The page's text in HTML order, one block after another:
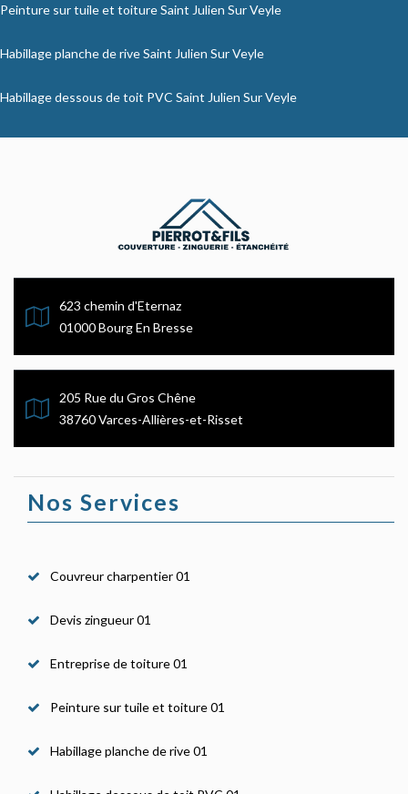
Peinture sur tuile et toiture Saint Julien Sur Veyle
Habillage planche de rive Saint Julien Sur Veyle
Habillage dessous de toit PVC Saint Julien Sur Veyle
623 chemin d'Eternaz
01000 Bourg En Bresse
205 Rue du Gros Chêne
38760 Varces-Allières-et-Risset
Nos Services
Couvreur charpentier 01
Devis zingueur 01
Entreprise de toiture 01
Peinture sur tuile et toiture 01
Habillage planche de rive 01